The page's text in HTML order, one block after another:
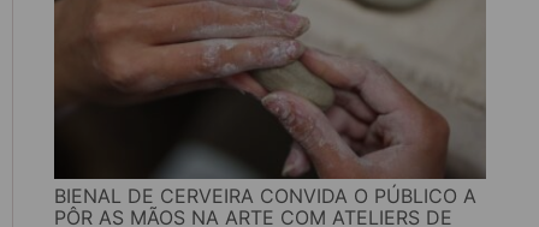
BIENAL DE CERVEIRA CONVIDA O PÚBLICO A
PÔR AS MÃOS NA ARTE COM ATELIERS DE